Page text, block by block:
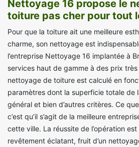
Nettoyage 16 propose le
toiture pas cher pour tout
Pour que la toiture ait une meilleure
charme, son nettoyage est
l’entreprise Nettoyage 16 implantée à
services haut de gamme à des prix
nettoyage de toiture est calculé en
paramètres dont la superficie totale de
général et bien d’autres critères. Ce
c’est qu’il s’agit de la meilleure
cette ville. La réussite de l’opération
revêtement éclatant, fruit d’un